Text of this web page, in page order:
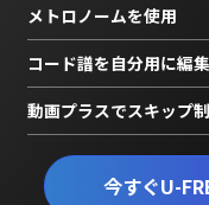
今すぐU-
メトロノームを使用
コード譜を自分用に編集
動画プラスでスキップ